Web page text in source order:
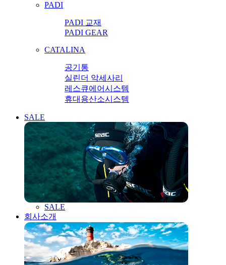
PADI
PADI 교재
PADI GEAR
CATALINA
공기통
실린더 악세사리
레스큐에어시스템
휴대용산소시스템
SALE
SALE
회사소개